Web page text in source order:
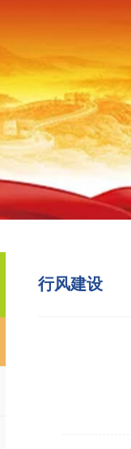
行风建设